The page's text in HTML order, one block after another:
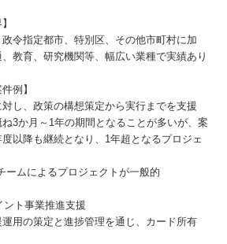
政令指定都市、特別区、その他市町村に加
教育、研究機関等、幅広い業種で実績あり
例】
対し、政策の構想策定から実行までを支援
ね3か月～1年の期間となることが多いが、案
以降も継続となり、1年超となるプロジェ
ームによるプロジェクトが一般的
ント事業推進支援
用の策定と進捗管理を通じ、カード所有